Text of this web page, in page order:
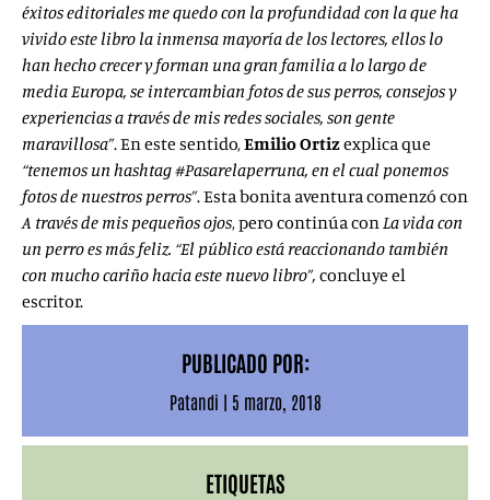
éxitos editoriales me quedo con la profundidad con la que ha
vivido este libro la inmensa mayoría de los lectores, ellos lo
han hecho crecer y forman una gran familia a lo largo de
media Europa, se intercambian fotos de sus perros, consejos y
experiencias a través de mis redes sociales, son gente
maravillosa”. En este sentido,Emilio Ortizexplica que
“tenemos un hashtag #Pasarelaperruna, en el cual ponemos
fotos de nuestros perros”. Esta bonita aventura comenzó con
A través de mis pequeños ojos, pero continúa conLa vida con
un perro es más feliz. “El público está reaccionando también
con mucho cariño hacia este nuevo libro”, concluye el
escritor.
PUBLICADO POR:
Patandi | 5 marzo, 2018
ETIQUETAS